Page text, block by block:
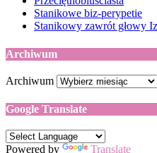
Stanikowe biz-perypetie
Stanikowy zawrót głowy
Archiwum
Archiwum
Google Translate
Powered by Translate